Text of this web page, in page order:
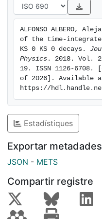
ALFONSO ALBERO,
of the time-
KS 0 KS 0 decays.
Physics . 2018. Vol.
19. ISSN 1126-6708.
of 2026]. Available
https://
Estadístiques
Exportar metadades
JSON - METS
Compartir registre